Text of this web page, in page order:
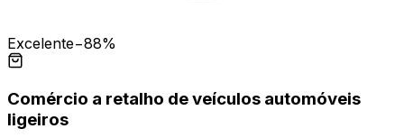
Excelente−88%
Comércio a retalho de veículos automóveis
ligeiros